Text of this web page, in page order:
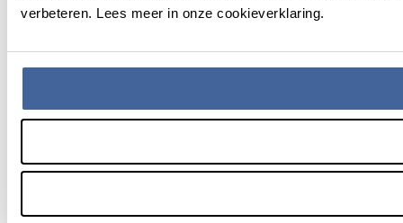
verbeteren. Lees meer in onze cookieverklaring.